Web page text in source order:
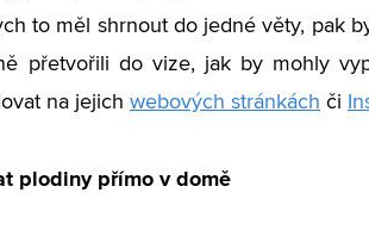
to měl shrnout do jedné věty, pak
přetvořili do vize, jak by mohly
na jejich webových stránkách či
plodiny přímo v domě